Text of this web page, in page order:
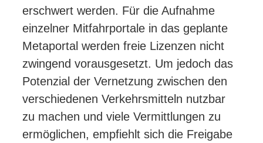
erschwert werden. Für die Aufnahme
einzelner Mitfahrportale in das geplante
Metaportal werden freie Lizenzen nicht
zwingend vorausgesetzt. Um jedoch das
Potenzial der Vernetzung zwischen den
verschiedenen Verkehrsmitteln nutzbar
zu machen und viele Vermittlungen zu
ermöglichen, empfiehlt sich die Freigabe